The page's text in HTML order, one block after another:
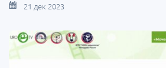
21 дек 2023